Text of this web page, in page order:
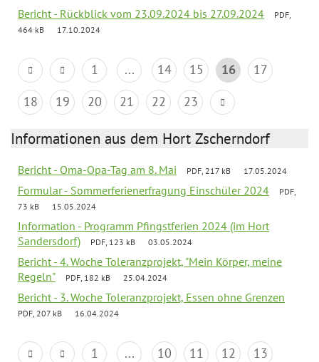
Bericht - Rückblick vom 23.09.2024 bis 27.09.2024
PDF,
464 kB
17.10.2024
1 ... 14 15 16
17
18
19 20 21 22 23
Informationen aus dem Hort Zscherndorf
Bericht - Oma-Opa-Tag am 8. Mai PDF, 217 kB 17.05.2024
Formular - Sommerferienerfragung Einschüler 2024
PDF,
73 kB
15.05.2024
Information - Programm Pfingstferien 2024 (im Hort
Sandersdorf)
PDF, 123 kB 03.05.2024
Bericht - 4. Woche Toleranzprojekt, "Mein Körper, meine
Regeln"
PDF, 182 kB 25.04.2024
Bericht - 3. Woche Toleranzprojekt, Essen ohne Grenzen
PDF, 207 kB 16.04.2024
1 ... 10 11 12
13